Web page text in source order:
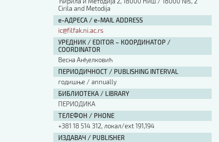
Cirila and Metodija
е-АДРЕСА / e-MAIL ADDRESS
ic@filfak.ni.ac.rs
УРЕДНИК / EDITOR – КООРДИНАТОР /
COORDINATOR
Весна Анђелковић
ПЕРИОДИЧНОСТ / PUBLISHING INTERVAL
годишње / annually
БИБЛИОТЕКА / LIBRARY
ПЕРИОДИКА
ТЕЛЕФОН / PHONE
+381 18 514 312, локал/ext 191,194
ИЗДАВАЧ / PUBLISHER